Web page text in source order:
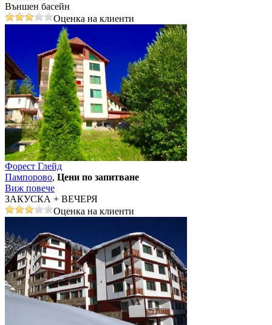
Външен басейн
Оценка на клиенти
Форест Глейд
Пампорово, Цени по запитване
Виж повече
ЗАКУСКА + ВЕЧЕРЯ
Оценка на клиенти